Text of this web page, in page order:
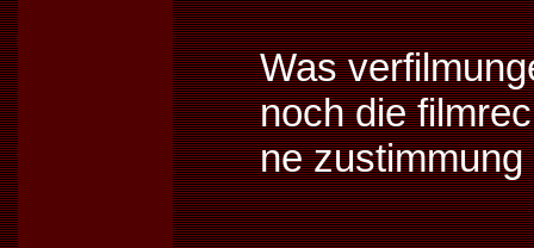
Was
noch die
ne zustimmung